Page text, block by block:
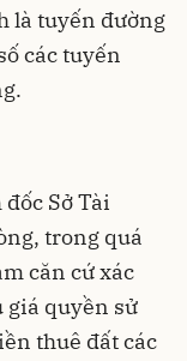
là tuyến đường
các tuyến
Sở Tài
trong quá
căn cứ xác
quyền sử
thuê đất các